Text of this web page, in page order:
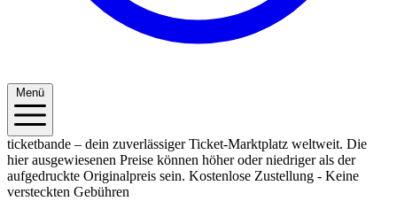
Menü
ticketbande – dein zuverlässiger Ticket-Marktplatz weltweit. Die
hier ausgewiesenen Preise können höher oder niedriger als der
aufgedruckte Originalpreis sein. Kostenlose Zustellung - Keine
versteckten Gebühren